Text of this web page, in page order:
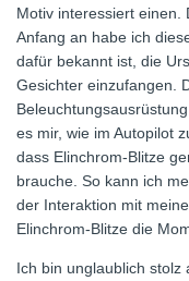
Motiv interessiert einen.
Anfang an habe ich
dafür bekannt ist, die
Gesichter einzufangen.
es mir, wie im Autopilot
dass Elinchrom-Blitze
brauche. So kann ich
der Interaktion mit
Elinchrom-Blitze die
Ich bin unglaublich